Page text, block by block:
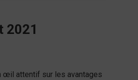
2021
œil attentif sur les avantages